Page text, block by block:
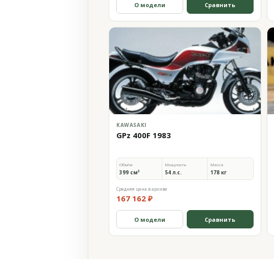
О модели Сравнить
KAWASAKI
GPz 400F 1983
Объём
399 см³
Мощность
54 л.с.
Масса
178 кг
Средняя цена в архиве
167 162 ₽
О модели Сравнить